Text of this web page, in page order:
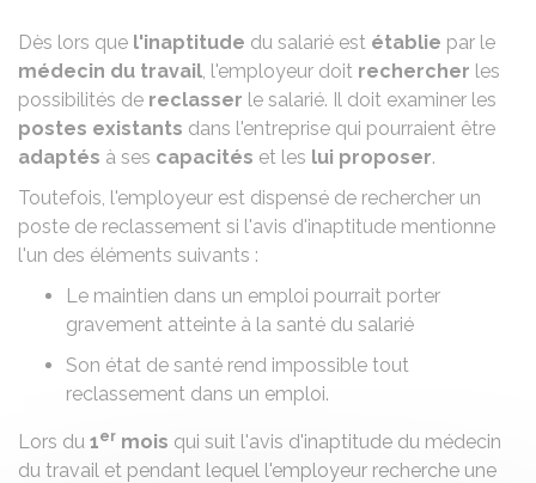
Dès lors que l'inaptitude du salarié est établie par le
médecin du travail, l'employeur doit rechercher les
possibilités de reclasser le salarié. Il doit examiner les
postes existants dans l'entreprise qui pourraient être
adaptés à ses capacités et les lui proposer.
Toutefois, l'employeur est dispensé de rechercher un
poste de reclassement si l'avis d'inaptitude mentionne
l'un des éléments suivants :
Le maintien dans un emploi pourrait porter
gravement atteinte à la santé du salarié
Son état de santé rend impossible tout
reclassement dans un emploi.
Lors du 1er mois qui suit l'avis d'inaptitude du médecin
du travail et pendant lequel l'employeur recherche une